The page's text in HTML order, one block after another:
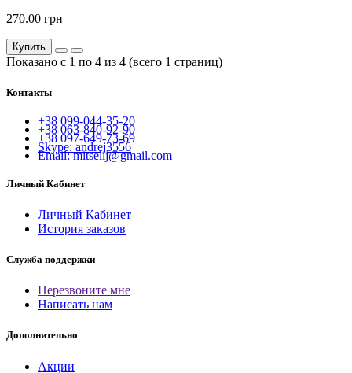
270.00 грн
Купить
Показано с 1 по 4 из 4 (всего 1 страниц)
Контакты
+38 099-044-35-20
+38 063-840-92-90
+38 097-649-73-69
Skype: andrej3556
Email: mitselij@gmail.com
Личный Кабинет
Личный Кабинет
История заказов
Служба поддержки
Перезвоните мне
Написать нам
Дополнительно
Акции